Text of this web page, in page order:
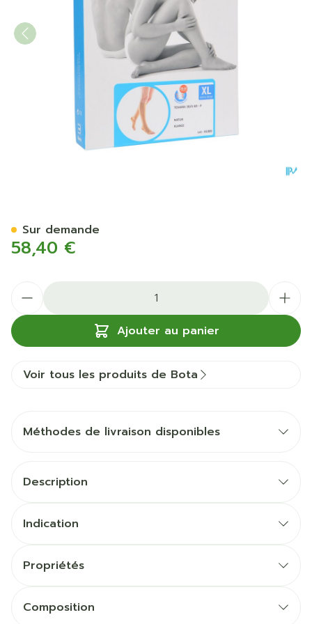
58,40 €
Ajouter au panier
Sur demande
Voir tous les produits de Bota
Méthodes de livraison disponibles
Description
Indication
Propriétés
Composition